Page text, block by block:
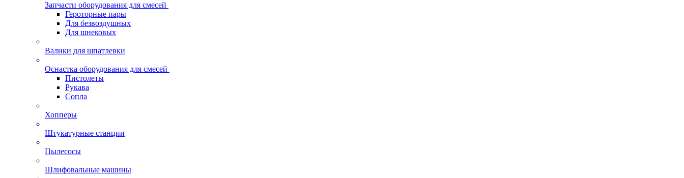
Запчасти оборудования для смесей
Героторные пары
Для безвоздушных
Для шнековых
Валики для шпатлевки
Оснастка оборудования для смесей
Пистолеты
Рукава
Сопла
Хопперы
Штукатурные станции
Пылесосы
Шлифовальные машины